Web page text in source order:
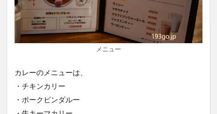
メニュー
カレーのメニューは、
・チキンカリー
・ポークビンダルー